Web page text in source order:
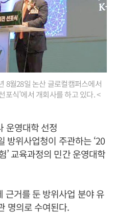
8월28일 논산 글로컬캠퍼스에서
포식’에서 개회사를 하고 있다. <
운영대학 선정
방위사업청이 주관하는 ‘20
’ 교육과정의 민간 운영대학
근거를 둔 방위사업 분야 유
명의로 수여된다.